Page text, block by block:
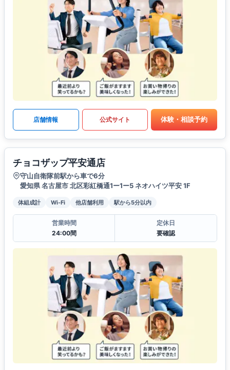
店舗情報 公式サイト 体験・相談予約
チョコザップ平安通店
守山自衛隊前駅から車で6分
愛知県 名古屋市 北区彩紅橋通1ー1ー5 ネオハイツ平安 1F
体組成計 Wi-Fi 他店舗利用 駅から5分以内
営業時間
24:00間
定休日
要確認